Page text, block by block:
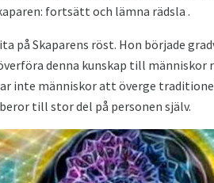
fortsätt och lämna rädsla .
på Skaparens röst. Hon började
denna kunskap till människor
inte människor att överge
till stor del på personen själv.